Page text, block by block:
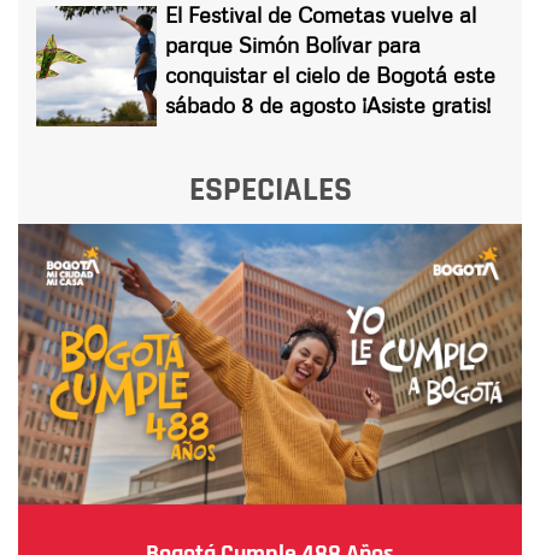
El Festival de Cometas vuelve al
parque Simón Bolívar para
conquistar el cielo de Bogotá este
sábado 8 de agosto ¡Asiste gratis!
ESPECIALES